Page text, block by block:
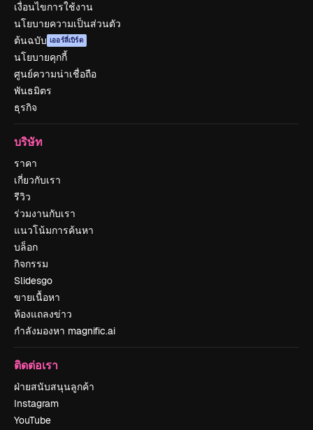
เงื่อนไขการใช้งาน
นโยบายความเป็นส่วนตัว
ต้นฉบับ เออร์ลี่เบิร์ด
นโยบายคุกกี้
ศูนย์ความน่าเชื่อถือ
พันธมิตร
ธุรกิจ
บริษัท
ราคา
เกี่ยวกับเรา
รีวิว
ร่วมงานกับเรา
แนวโน้มการค้นหา
บล็อก
กิจกรรม
Slidesgo
ขายเนื้อหา
ห้องแถลงข่าว
กำลังมองหา magnific.ai
ติดต่อเรา
ฝ่ายสนับสนุนลูกค้า
Instagram
YouTube